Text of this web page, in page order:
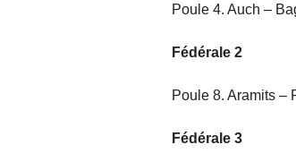
Poule 4. Auch –
Fédérale 2
Poule 8. Aramits –
Fédérale 3